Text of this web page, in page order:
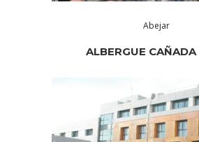
Abejar
ALBERGUE CAÑADA